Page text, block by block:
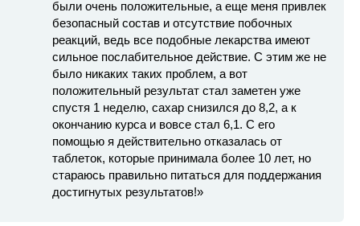
были очень положительные, а еще меня привлек
безопасный состав и отсутствие побочных
реакций, ведь все подобные лекарства имеют
сильное послабительное действие. С этим же не
было никаких таких проблем, а вот
положительный результат стал заметен уже
спустя 1 неделю, сахар снизился до 8,2, а к
окончанию курса и вовсе стал 6,1. С его
помощью я действительно отказалась от
таблеток, которые принимала более 10 лет, но
стараюсь правильно питаться для поддержания
достигнутых результатов!»